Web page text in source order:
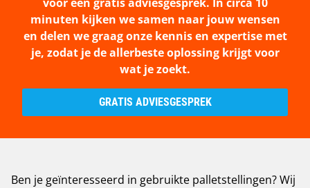
minuten kijken we samen naar jouw wensen
en delen we graag onze kennis en expertise met
je, zodat je de allerbeste oplossing krijgt voor
wat je zoekt.
GRATIS ADVIESGESPREK
Ben je geïnteresseerd in gebruikte palletstellingen? Wij